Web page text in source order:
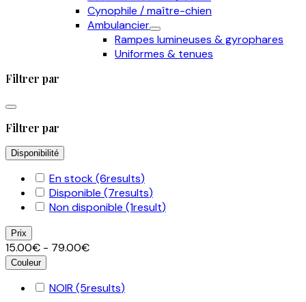
Cynophile / maître-chien
Ambulancier
Rampes lumineuses & gyrophares
Uniformes & tenues
Filtrer par
Filtrer par
Disponibilité
En stock(6results)
Disponible (7results)
Non disponible (1result)
Prix
15.00€ - 79.00€
Couleur
NOIR (5results)